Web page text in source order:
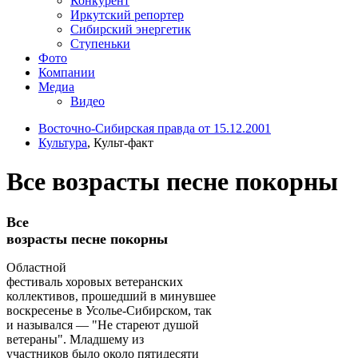
Иркутский репортер
Сибирский энергетик
Ступеньки
Фото
Компании
Медиа
Видео
Восточно-Сибирская правда от 15.12.2001
Культура, Культ-факт
Все возрасты песне покорны
Все
возрасты песне покорны
Областной
фестиваль хоровых ветеранских
коллективов, прошедший в минувшее
воскресенье в Усолье-Сибирском, так
и назывался — "Не стареют душой
ветераны". Младшему из
участников было около пятидесяти